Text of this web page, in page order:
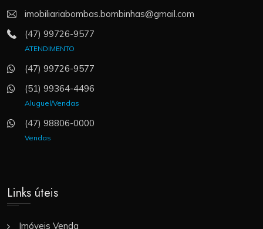
imobiliariabombas.bombinhas@gmail.com
(47) 99726-9577
ATENDIMENTO
(47) 99726-9577
(51) 99364-4496
Aluguel/Vendas
(47) 98806-0000
Vendas
Links úteis
Imóveis Venda